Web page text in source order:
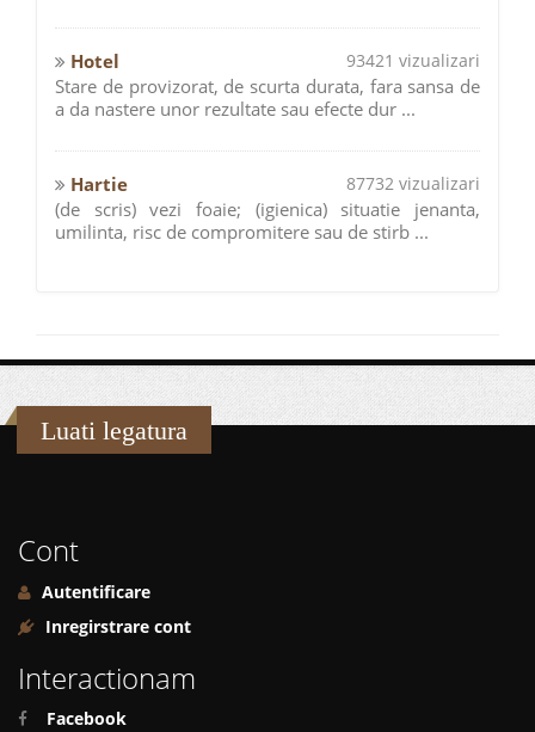
Hotel 93421 vizualizari
Stare de provizorat, de scurta durata, fara sansa de
a da nastere unor rezultate sau efecte dur ...
Hartie 87732 vizualizari
(de scris) vezi foaie; (igienica) situatie jenanta,
umilinta, risc de compromitere sau de stirb ...
Luati legatura
Cont
Autentificare
Inregirstrare cont
Interactionam
Facebook